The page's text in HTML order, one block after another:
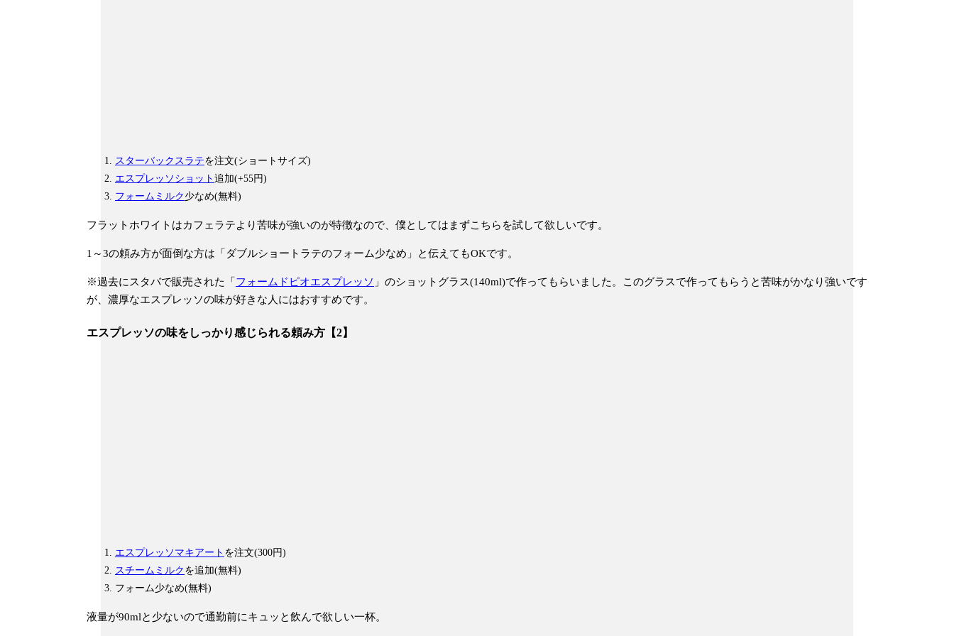
スターバックスラテを注文(ショートサイズ)
エスプレッソショット 追加(+55円)
フォームミルク 少なめ(無料)
フラットホワイトはカフェラテより苦味が強いのが特徴なので、僕としてはまずこちらを試して欲しいです。
1～3の頼み方が面倒な方は「ダブルショートラテのフォーム少なめ」と伝えてもOKです。
※過去にスタバで販売された「フォームドピオエスプレッソ 」のショットグラス(140ml)で作ってもらいました。このグラスで作ってもらうと苦味がかなり強いです
が、濃厚なエスプレッソの味が好きな人にはおすすめです。
エスプレッソの味をしっかり感じられる頼み方【2】
エスプレッソマキアート を注文(300円)
スチームミルク を追加(無料)
フォーム少なめ(無料)
液量が90mlと少ないので通勤前にキュッと飲んで欲しい一杯。